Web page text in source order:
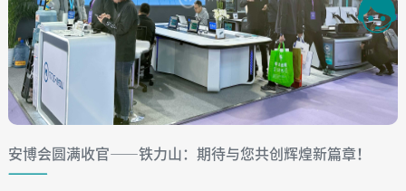
安博会圆满收官——铁力山：期待与您共创辉煌新篇章！